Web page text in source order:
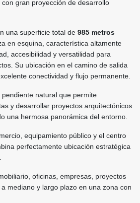
gran proyección de desarrollo
una superficie total de 985 metros
en esquina, característica altamente
accesibilidad y versatilidad para
Su ubicación en el camino de salida
conectividad y flujo permanente.
natural que permite
y desarrollar proyectos arquitectónicos
una hermosa panorámica del entorno.
equipamiento público y el centro
perfectamente ubicación estratégica
oficinas, empresas, proyectos
mediano y largo plazo en una zona con